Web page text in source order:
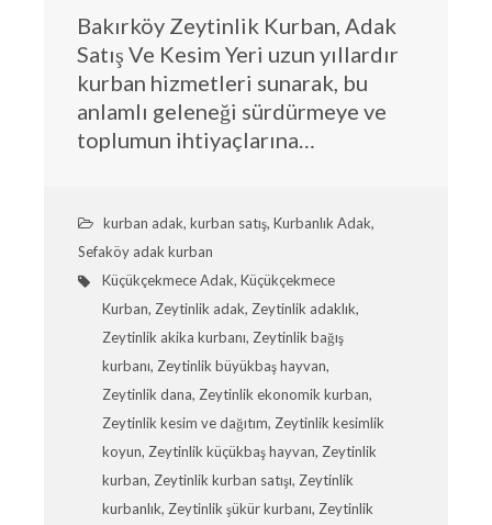
Bakırköy Zeytinlik Kurban, Adak
Satış Ve Kesim Yeri uzun yıllardır
kurban hizmetleri sunarak, bu
anlamlı geleneği sürdürmeye ve
toplumun ihtiyaçlarına…
kurban adak, kurban satış, Kurbanlık Adak,
Sefaköy adak kurban
Küçükçekmece Adak, Küçükçekmece
Kurban, Zeytinlik adak, Zeytinlik adaklık,
Zeytinlik akika kurbanı, Zeytinlik bağış
kurbanı, Zeytinlik büyükbaş hayvan,
Zeytinlik dana, Zeytinlik ekonomik kurban,
Zeytinlik kesim ve dağıtım, Zeytinlik kesimlik
koyun, Zeytinlik küçükbaş hayvan, Zeytinlik
kurban, Zeytinlik kurban satışı, Zeytinlik
kurbanlık, Zeytinlik şükür kurbanı, Zeytinlik